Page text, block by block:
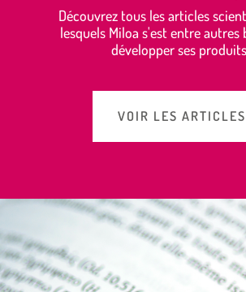
Découvrez tous les articles
lesquels Miloa s'est entre autres
développer ses
VOIR LES ARTICLES